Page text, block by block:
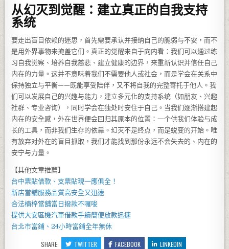
从幻灭到觉醒：建立真正的自我支持
系统
要走出盲目依赖的迷思，首先需要承认并接纳自己的脆弱与不安，而不
是用外界事物来掩盖它们。真正的觉醒来自于向内看：我们可以通过练
习自我觉察、培养自我慈悲、建立健康的边界，来重新认识并信任自己
内在的力量。这并不意味着我们不需要他人或社会，而是学会在关系中
保持独立与平衡——既能享受陪伴，又不将自我的完整寄托于他人。我
们可以发展自己的兴趣与能力，建立多元化的支持系统（如朋友、兴趣
社群、专业咨询），同时学会在独处时安住于自己。当我们逐渐搭建起
内在的安全感，外在世界便会回归其原本的位置：一个供我们体验与成
长的工具，而非我们生存的依靠。幻灭不是终点，而是蜕变的开始。唯
有放弃对外在的盲目抓取，我们才能找到那份永远不会失去的、内在的
安宁与力量。
【其他文章推薦】
台中票貼借款、支票貼現一應俱全！
新店當舖服務品質高安全又迅速
合法楠梓當舖當 日撥款不囉唆
提供大安區機汽車借款手續簡便放款迅速
台北市當鋪 、24小時當鋪全年無休
SHARE: TWITTER FACEBOOK LINKEDIN